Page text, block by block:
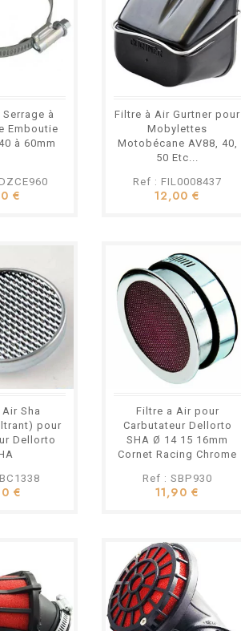
à
Emboutie
à 60mm
€
Filtre à Air Gurtner pour
Mobylettes
Motobécane AV88, 40,
50 Etc...
Ref : FIL0008437
12,00 €
Sha
pour
Dellorto
€
Filtre a Air pour
Carbutateur Dellorto
SHA Ø 14 15 16mm
Cornet Racing Chrome
Ref : SBP930
11,90 €